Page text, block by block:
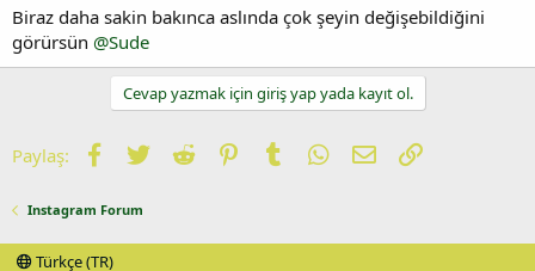
Biraz daha sakin bakınca aslında çok şeyin değişebildiğini
görürsün @Sude
Cevap yazmak için giriş yap yada kayıt ol.
Paylaş: Facebook
TwitterReddit PinterestTumblrWhatsApp
E-postaLink
Instagram Forum
Türkçe (TR)